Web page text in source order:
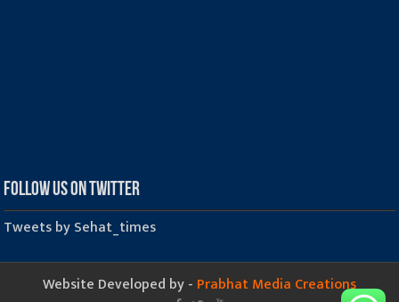
Follow us on Twitter
Tweets by Sehat_times
Website Developed by - Prabhat Media Creations